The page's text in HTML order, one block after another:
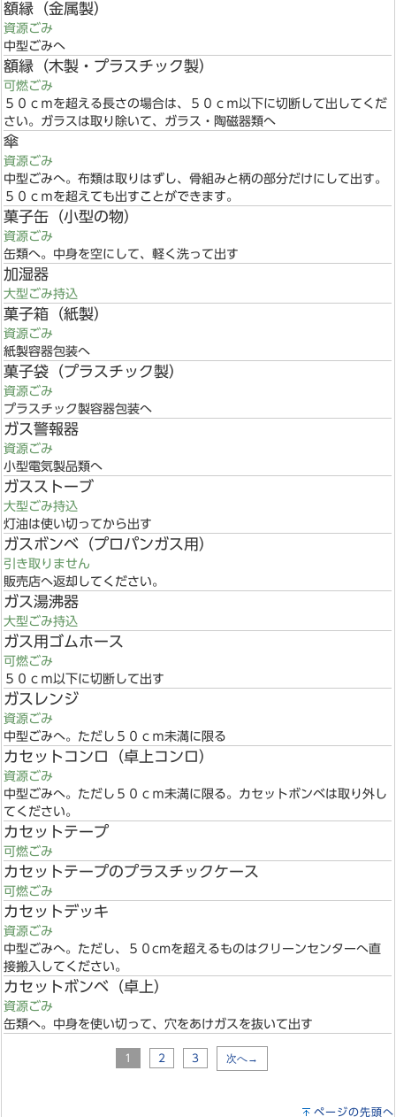
額縁（金属製）
資源ごみ
中型ごみへ
額縁（木製・プラスチック製）
可燃ごみ
５０ｃｍを超える長さの場合は、５０ｃｍ以下に切断して出してくだ
さい。ガラスは取り除いて、ガラス・陶磁器類へ
傘
資源ごみ
中型ごみへ。布類は取りはずし、骨組みと柄の部分だけにして出す。
５０ｃｍを超えても出すことができます。
菓子缶（小型の物）
資源ごみ
缶類へ。中身を空にして、軽く洗って出す
加湿器
大型ごみ持込
菓子箱（紙製）
資源ごみ
紙製容器包装へ
菓子袋（プラスチック製）
資源ごみ
プラスチック製容器包装へ
ガス警報器
資源ごみ
小型電気製品類へ
ガスストーブ
大型ごみ持込
灯油は使い切ってから出す
ガスボンベ（プロパンガス用）
引き取りません
販売店へ返却してください。
ガス湯沸器
大型ごみ持込
ガス用ゴムホース
可燃ごみ
５０ｃｍ以下に切断して出す
ガスレンジ
資源ごみ
中型ごみへ。ただし５０ｃｍ未満に限る
カセットコンロ（卓上コンロ）
資源ごみ
中型ごみへ。ただし５０ｃｍ未満に限る。カセットボンベは取り外し
てください。
カセットテープ
可燃ごみ
カセットテープのプラスチックケース
可燃ごみ
カセットデッキ
資源ごみ
中型ごみへ。ただし、５０cmを超えるものはクリーンセンターへ直
接搬入してください。
カセットボンベ（卓上）
資源ごみ
缶類へ。中身を使い切って、穴をあけガスを抜いて出す
1 2 3 次へ→
ページの先頭へ